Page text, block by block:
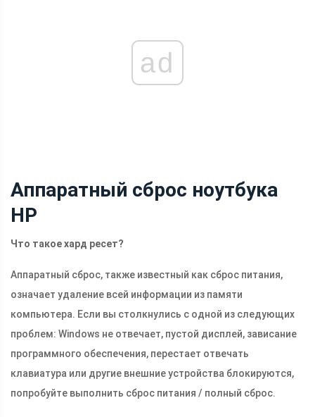
ad
Аппаратный сброс ноутбука
HP
Что такое хард ресет?
Аппаратный сброс, также известный как сброс питания,
означает удаление всей информации из памяти
компьютера. Если вы столкнулись с одной из следующих
проблем: Windows не отвечает, пустой дисплей, зависание
программного обеспечения, перестает отвечать
клавиатура или другие внешние устройства блокируются,
попробуйте выполнить сброс питания / полный сброс.